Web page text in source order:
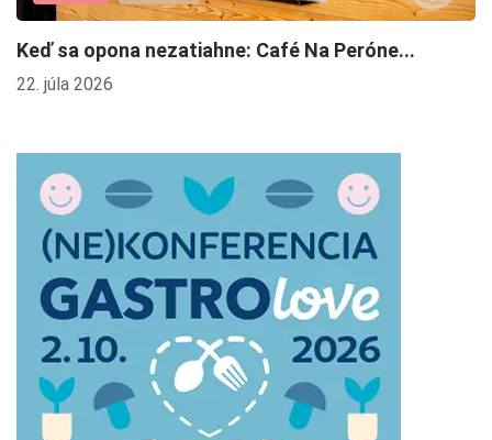
Keď sa opona nezatiahne: Café Na Peróne...
22. júla 2026